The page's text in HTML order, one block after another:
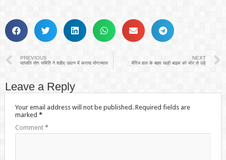
PREVIOUS
पतंजलि योग समिति ने शहीद उद्यान में कराया योगाभ्यास
NEXT
मैरिज हाल के बाहर खड़ी बाइक को चोर ले उड़े
Leave a Reply
Your email address will not be published. Required fields are
marked *
Comment *